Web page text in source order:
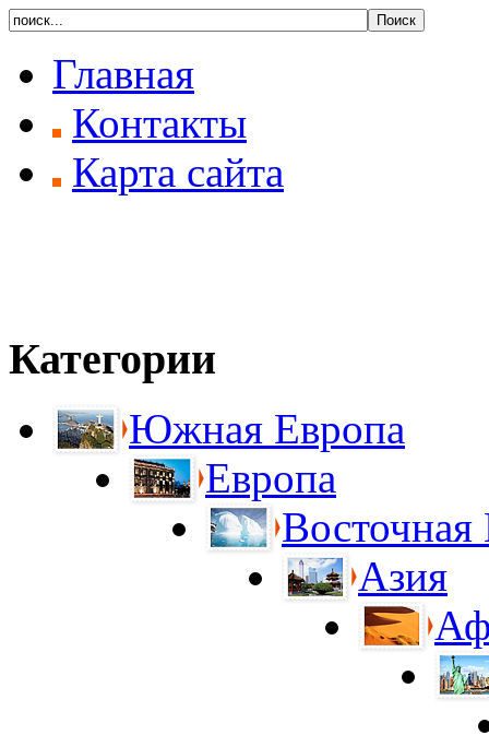
Главная
Контакты
Карта сайта
Категории
Южная Европа
Европа
Восточная
Азия